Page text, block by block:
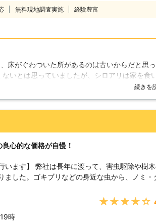
した。トラストでは、お客様一人一人、ベスト
、ベターなご提案でも「最善策を」考え、「頼
。社員一同お待ちしております。 【シロアリ駆除
。土壌処理、ベイト工法、防蟻材料是好、ケミ
法から最新鋭の工法まで幅広く対応しておりま
ヤマトシロアリもアメリカカンザイシロアリも
ん！ぜひ、お気軽にトラストのシロアリ駆除サ
無料現地調査実施 経験豊富
床がぐわついた所があるのは古いからだと思
いとは思っていましたが、シロアリは家を食
。やはりシロアリがところどころにいたようで
続きを
心的な価格が自慢！
います】 弊社は長年に渡って、害虫駆除や樹
ました。ゴキブリなどの身近な虫から、ノミ・
シロアリ駆除も行っております。確かな薬剤に
ますので、薬剤使用の危険を心配する必要もご
リーニングなども行っておりますので、なかな
ご要望頂くこともございます。 【相談・調査・
時
★★★★★